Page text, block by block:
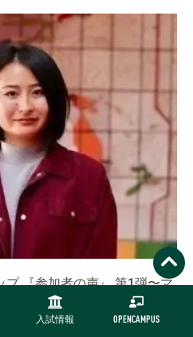
入試情報 OPENCAMPUS
『参加者の声』 第1弾〜マ
の可能性と許容範囲を広げ